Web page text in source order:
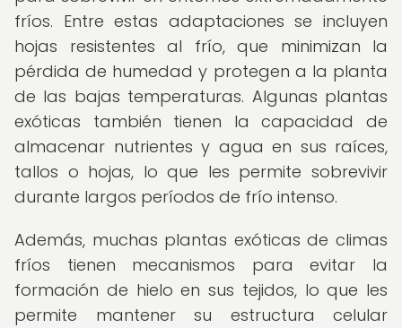
fríos. Entre estas adaptaciones se incluyen
hojas resistentes al frío, que minimizan la
pérdida de humedad y protegen a la planta
de las bajas temperaturas. Algunas plantas
exóticas también tienen la capacidad de
almacenar nutrientes y agua en sus raíces,
tallos o hojas, lo que les permite sobrevivir
durante largos períodos de frío intenso.
Además, muchas plantas exóticas de climas
fríos tienen mecanismos para evitar la
formación de hielo en sus tejidos, lo que les
permite mantener su estructura celular